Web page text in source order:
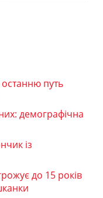
путь
демографічна
із
до 15 років